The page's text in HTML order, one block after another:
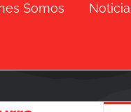
Somos